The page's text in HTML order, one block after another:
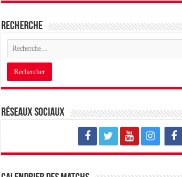
Recherche
Réseaux sociaux